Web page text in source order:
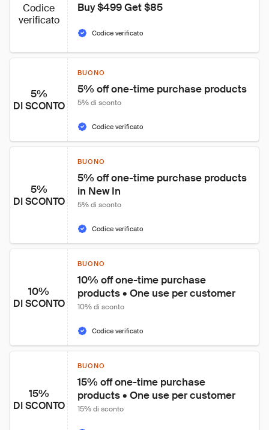
Codice
verificato
Buy $499 Get $85
Codice verificato
5%
DI SCONTO
BUONO
5% off one-time purchase products
5% di sconto
Codice verificato
5%
DI SCONTO
BUONO
5% off one-time purchase products
in New In
5% di sconto
Codice verificato
10%
DI SCONTO
BUONO
10% off one-time purchase
products • One use per customer
10% di sconto
Codice verificato
15%
DI SCONTO
BUONO
15% off one-time purchase
products • One use per customer
15% di sconto